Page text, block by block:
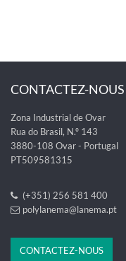
CONTACTEZ-NOUS
Zona Industrial de Ovar
Rua do Brasil, N.º 143
3880-108 Ovar - Portugal
PT509581315
(+351) 256 581 400
polylanema@lanema.pt
CONTACTEZ-NOUS